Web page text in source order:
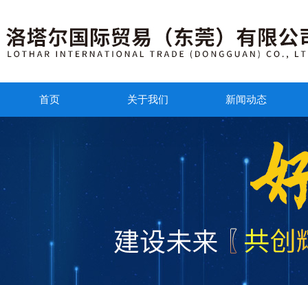
首页 关于我们 新闻动态